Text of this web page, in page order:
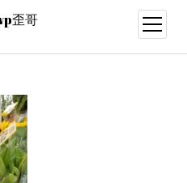
歪哥
open
menu